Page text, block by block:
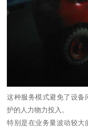
这种服务模式避免了设备
护的人力物力投入。
特别是在业务量波动较大